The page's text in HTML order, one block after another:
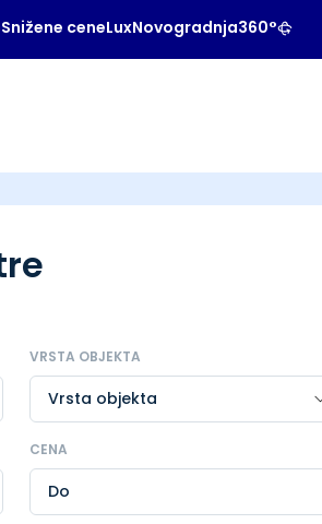
Snižene ceneLuxNovogradnja360°
VRSTA OBJEKTA
CENA